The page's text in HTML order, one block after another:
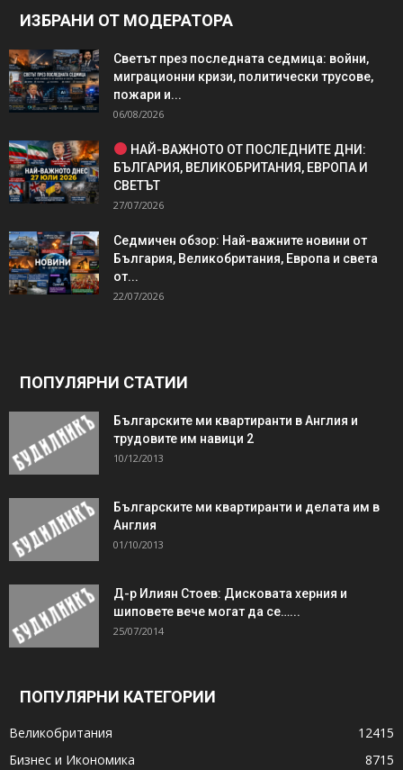
ИЗБРАНИ ОТ МОДЕРАТОРА
Светът през последната седмица: войни,
миграционни кризи, политически трусове,
пожари и...
06/08/2026
НАЙ-ВАЖНОТО ОТ ПОСЛЕДНИТЕ ДНИ:
БЪЛГАРИЯ, ВЕЛИКОБРИТАНИЯ, ЕВРОПА И
СВЕТЪТ
27/07/2026
Седмичен обзор: Най-важните новини от
България, Великобритания, Европа и света
от...
22/07/2026
ПОПУЛЯРНИ СТАТИИ
Българските ми квартиранти в Англия и
трудовите им навици 2
10/12/2013
Българските ми квартиранти и делата им в
Англия
01/10/2013
Д-р Илиян Стоев: Дисковата херния и
шиповете вече могат да се…...
25/07/2014
ПОПУЛЯРНИ КАТЕГОРИИ
Великобритания
12415
Бизнес и Икономика
8715